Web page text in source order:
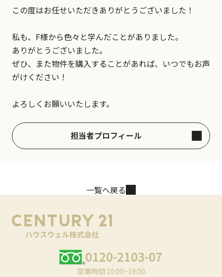
この度はお任せいただきありがとうございました！
私も、F様から色々と学んだことがありました。
ありがとうございました。
ぜひ、また物件を購入することがあれば、いつでもお声
がけください！
よろしくお願いいたします。
担当者プロフィール
一覧へ戻る
0120-2103-07
営業時間 10:00~19:00